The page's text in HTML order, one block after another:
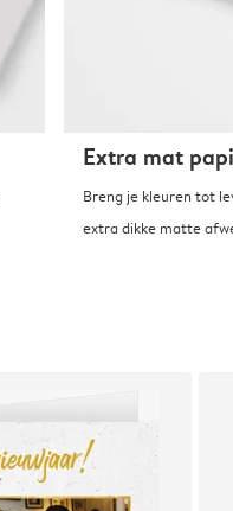
Extra mat
Breng je kleuren tot
extra dikke matte